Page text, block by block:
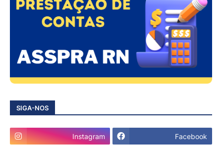
SIGA-NOS
Instagram Facebook